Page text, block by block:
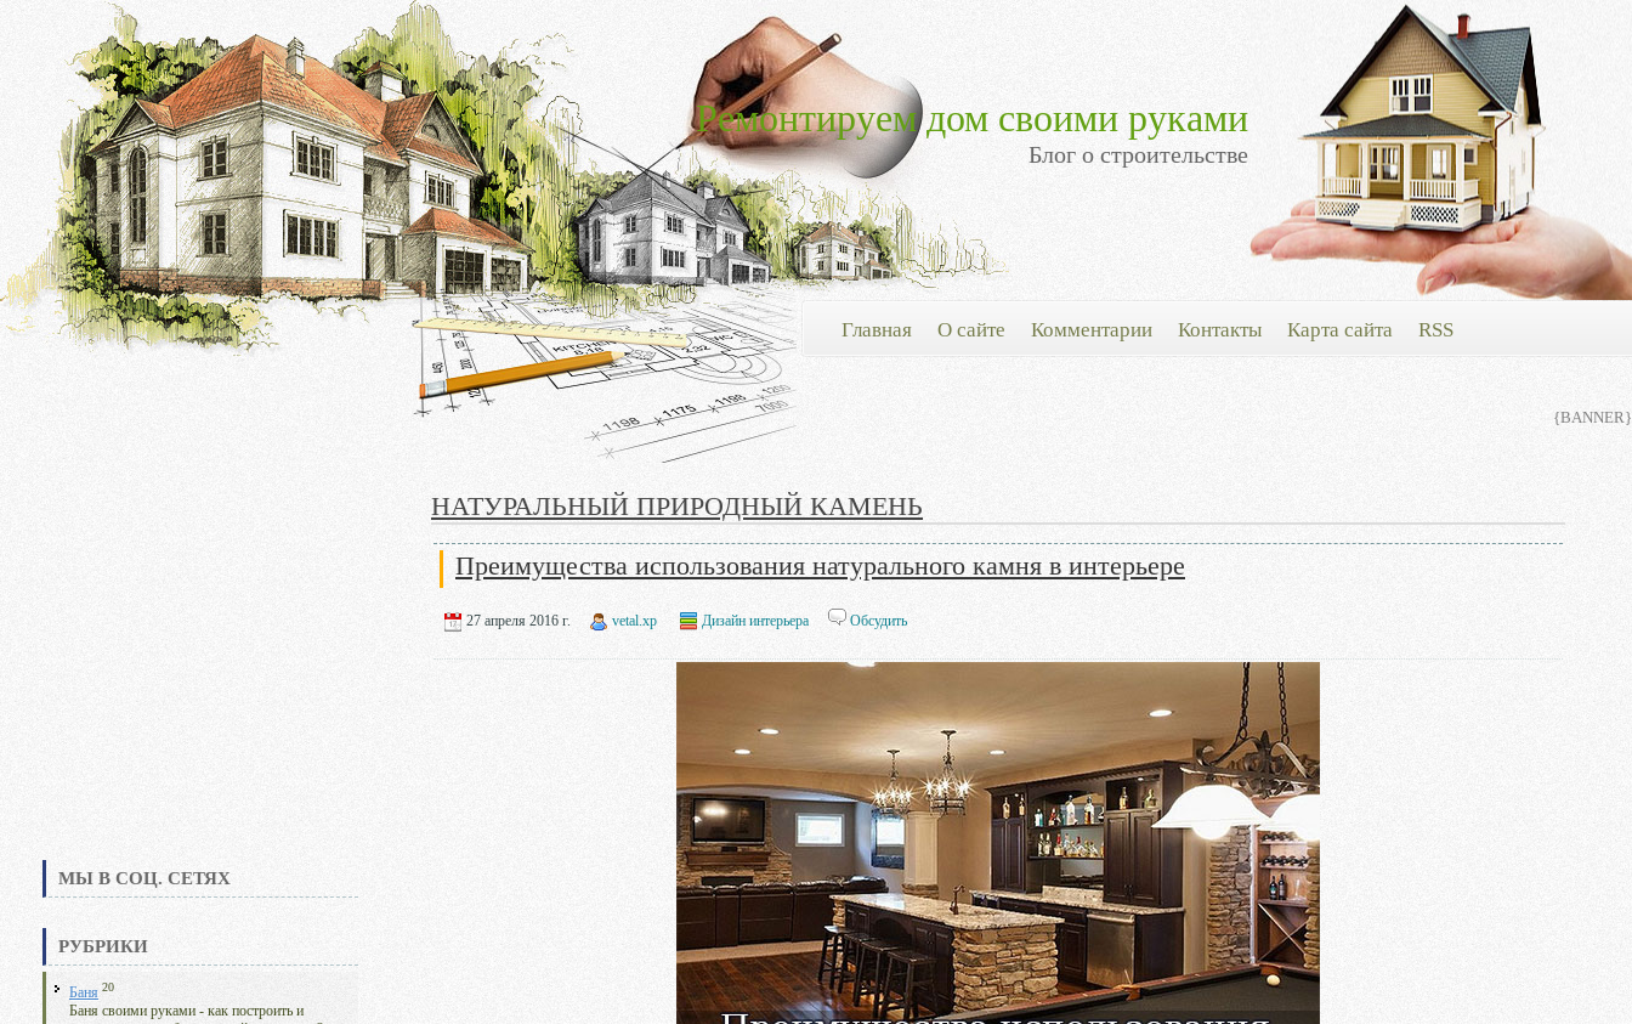
Ремонтируем дом своими руками
Блог о строительстве
Главная О сайте Комментарии Контакты Карта сайта RSS
{BANNER}
МЫ В СОЦ. СЕТЯХ
РУБРИКИ
Баня 20
Баня своими руками - как построить и
НАТУРАЛЬНЫЙ ПРИРОДНЫЙ КАМЕНЬ
Преимущества использования натурального камня в интерьере
27 апреля 2016 г. vetal.xp Дизайн интерьера Обсудить